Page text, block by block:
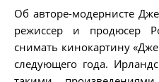
Об авторе-модернисте
режиссер и продюсер
снимать кинокартину
следующего года.